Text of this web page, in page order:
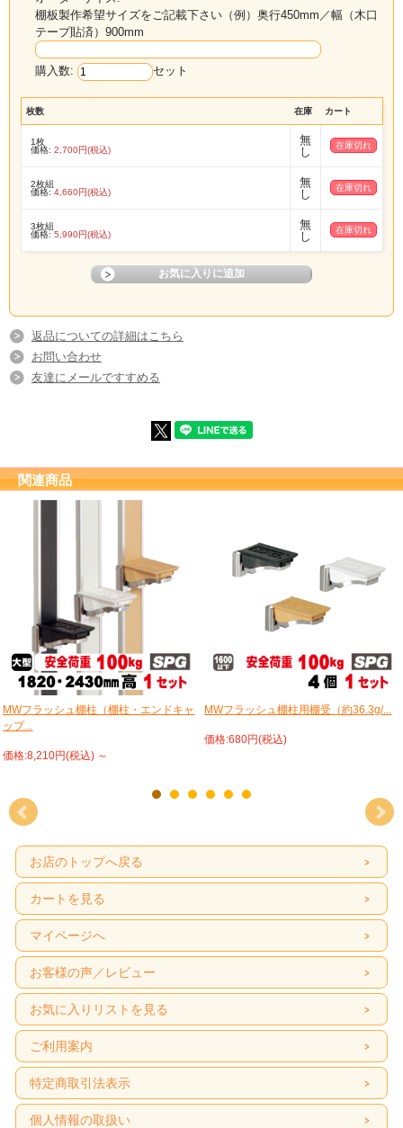
棚板製作希望サイズをご記載下さい（例）奥行450mm／幅（木口
テープ貼済）900mm
購入数: セット
枚数 在庫 カート
1枚
価格: 2,700円(税込)
無
し
在庫切れ
2枚組
価格: 4,660円(税込)
無
し
在庫切れ
3枚組
価格: 5,990円(税込)
無
し
在庫切れ
返品についての詳細はこちら
お問い合わせ
友達にメールですすめる
関連商品
MWフラッシュ棚柱（棚柱・エンドキャ
ップ...
価格:8,210円(税込) ～
MWフラッシュ棚柱用棚受（約36.3g/...
価格:680円(税込)
お店のトップへ戻る
カートを見る
マイページへ
お客様の声／レビュー
お気に入りリストを見る
ご利用案内
特定商取引法表示
個人情報の取扱い